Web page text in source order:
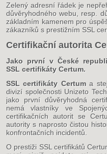
Zelený adresní řádek je
důvěryhodného webu, resp.
základním kamenem pro
zákazníků s prestižním SSL
Certifikační autorita
Jako první v České
SSL certifikáty Certum.
SSL certifikáty Certuma
divizí společnosti Unizeto
jako první důvěryhodná
nemá vlastníky ve
certifikačních autorit se
autority s naprosto čistou
konfrontačních incidentů.
O prestiži SSL certifikátů